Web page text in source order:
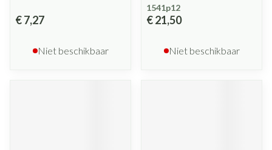
€ 7,27
Niet beschikbaar
1541p12
€ 21,50
Niet beschikbaar